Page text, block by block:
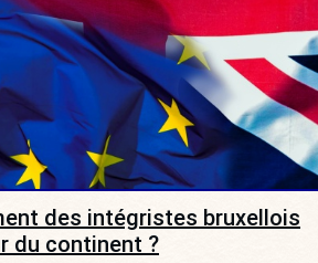
des intégristes bruxellois
du continent ?